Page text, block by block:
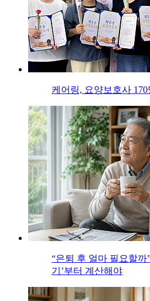
케어링, 요양보호사
“은퇴 후 얼마 필요할까
기’부터 계산해야